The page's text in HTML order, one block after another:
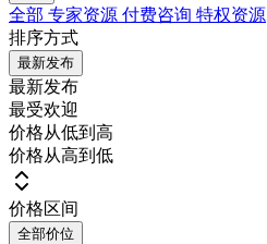
全部 专家资源 付费咨询 特权资源
排序方式
最新发布
最新发布
最受欢迎
价格从低到高
价格从高到低
价格区间
全部价位